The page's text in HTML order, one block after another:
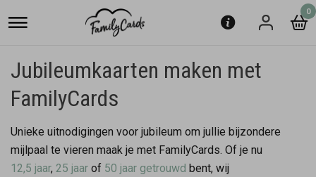
0
Jubileumkaarten maken met
FamilyCards
Unieke uitnodigingen voor jubileum om jullie bijzondere
mijlpaal te vieren maak je met FamilyCards. Of je nu
12,5 jaar, 25 jaar of 50 jaar getrouwd bent, wij